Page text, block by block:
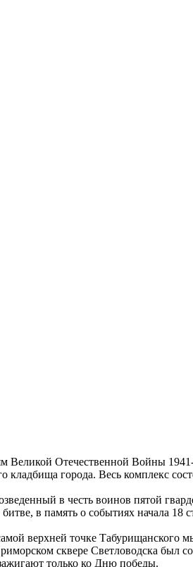
Великой Отечественной Войны
кладбища города. Весь комплекс
в честь воинов пятой
в память о событиях начала 18
верхней точке Табурищанского
сквере Светловодска
только ко Дню победы.